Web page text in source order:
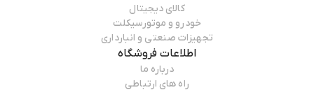
کالای دیجیتال
خودرو و موتورسیکلت
تجهیزات صنعتی و انبارداری
اطلاعات فروشگاه
درباره ما
راه های ارتباطی